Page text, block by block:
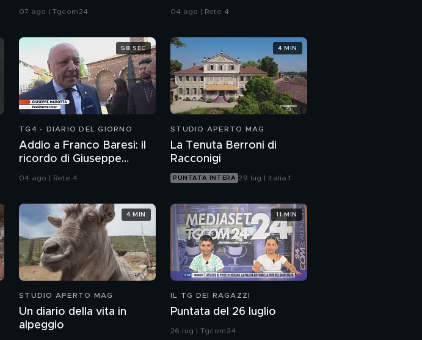
Ankara, Islamabad e Riad
07 ago | Tgcom24
Berlusconi
04 ago | Rete 4
TG4 - DIARIO DEL GIORNO
Addio a Franco Baresi: il
ricordo di Giuseppe
Marotta, Presidente
04 ago | Rete 4
58 SEC
STUDIO APERTO MAG
La Tenuta Berroni di
Racconigi
PUNTATA INTERA 29 lug | Italia 1
4 MIN
STUDIO APERTO MAG
Un diario della vita in
alpeggio
4 MIN
IL TG DEI RAGAZZI
Puntata del 26 luglio
26 lug | Tgcom24
11 MIN